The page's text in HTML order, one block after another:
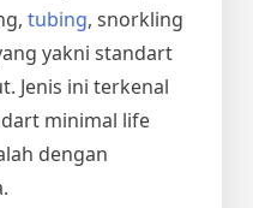
tubing, snorkling
yakni standart
Jenis ini terkenal
minimal life
dengan